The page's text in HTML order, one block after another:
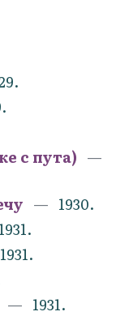
с пута)
1930.
1931.
1931.
1931.